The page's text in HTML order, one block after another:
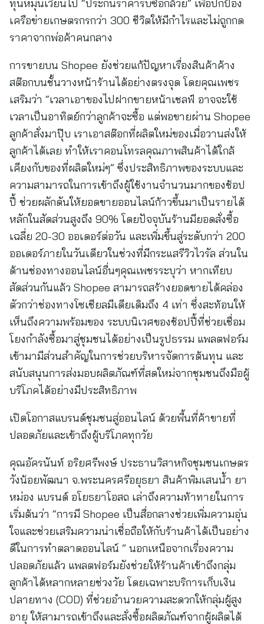
ทุนหมุนเวียนไป “ประกันราคารับซื้อกล้วย” เพื่อปกป้อง
เครือข่ายเกษตรกรกว่า 300 ชีวิตให้มีกำไรและไม่ถูกกด
ราคาจากพ่อค้าคนกลาง
การขายบน Shopee ยังช่วยแก้ปัญหาเรื่องสินค้าค้าง
สต๊อกบนชั้นวางหน้าร้านได้อย่างตรงจุด โดยคุณเพชร
เสริมว่า “เวลาเอาของไปฝากขายหน้าเชลฟ์ อาจจะใช้
เวลาเป็นอาทิตย์กว่าลูกค้าจะซื้อ แต่พอขายผ่าน Shopee
ลูกค้าสั่งมาปุ๊บ เราเอาสต๊อกที่ผลิตใหม่ของเมื่อวานส่งให้
ลูกค้าได้เลย ทำให้เราคอนโทรลคุณภาพสินค้าได้ใกล้
เคียงกับของที่ผลิตใหม่ๆ” ซึ่งประสิทธิภาพของระบบและ
ความสามารถในการเข้าถึงผู้ใช้งานจำนวนมากของช้อป
ปี้ ช่วยผลักดันให้ยอดขายออนไลน์ก้าวขึ้นมาเป็นรายได้
หลักในสัดส่วนสูงถึง 90% โดยปัจจุบันร้านมียอดสั่งซื้อ
เฉลี่ย 20-30 ออเดอร์ต่อวัน และเพิ่มขึ้นสู่ระดับกว่า 200
ออเดอร์ภายในวันเดียวในช่วงที่มีกระแสรีวิวไวรัล ส่วนใน
ด้านช่องทางออนไลน์อื่นๆคุณเพชรระบุว่า หากเทียบ
สัดส่วนกันแล้ว Shopee สามารถสร้างยอดขายได้คล่อง
ตัวกว่าช่องทางโซเชียลมีเดียเดิมถึง 4 เท่า ซึ่งสะท้อนให้
เห็นถึงความพร้อมของ ระบบนิเวศของช้อปปี้ที่ช่วยเชื่อม
โยงกำลังซื้อมาสู่ชุมชนได้อย่างเป็นรูปธรรม แพลตฟอร์ม
เข้ามามีส่วนสำคัญในการช่วยบริหารจัดการต้นทุน และ
สนับสนุนการส่งมอบผลิตภัณฑ์ที่สดใหม่จากชุมชนถึงมือผู้
บริโภคได้อย่างมีประสิทธิภาพ
เปิดโอกาสแบรนด์ชุมชนสู่ออนไลน์ ด้วยพื้นที่ค้าขายที่
ปลอดภัยและเข้าถึงผู้บริโภคทุกวัย
คุณอัครนันท์ อริยศรีพงษ์ ประธานวิสาหกิจชุมชนเกษตร
วังน้อยพัฒนา จ.พระนครศรีอยุธยา สินค้าพิมเสนน้ำ ยา
หม่อง แบรนด์ อโยธยาโอสถ เล่าถึงความท้าทายในการ
เริ่มต้นว่า “การมี Shopee เป็นสื่อกลางช่วยเพิ่มความอุ่น
ใจและช่วยเสริมความน่าเชื่อถือให้กับร้านค้าได้เป็นอย่าง
ดีในการทำตลาดออนไลน์ ” นอกเหนือจากเรื่องความ
ปลอดภัยแล้ว แพลตฟอร์มยังช่วยให้ร้านค้าเข้าถึงกลุ่ม
ลูกค้าได้หลากหลายช่วงวัย โดยเฉพาะบริการเก็บเงิน
ปลายทาง (COD) ที่ช่วยอำนวยความสะดวกให้กลุ่มผู้สูง
อายุ ให้สามารถเข้าถึงและสั่งซื้อผลิตภัณฑ์จากผู้ผลิตได้